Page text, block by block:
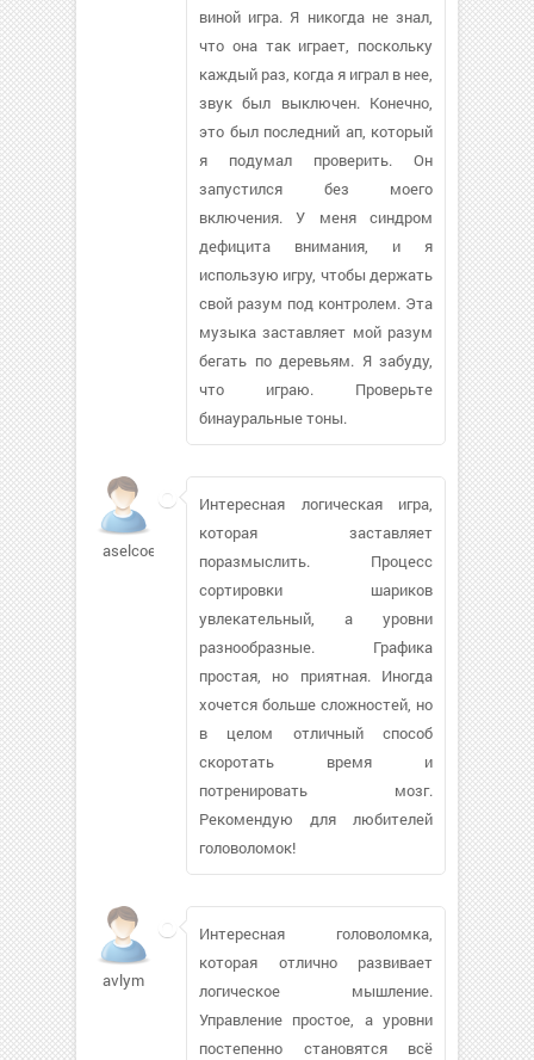
виной игра. Я никогда не знал,
что она так играет, поскольку
каждый раз, когда я играл в нее,
звук был выключен. Конечно,
это был последний ап, который
я подумал проверить. Он
запустился без моего
включения. У меня синдром
дефицита внимания, и я
использую игру, чтобы держать
свой разум под контролем. Эта
музыка заставляет мой разум
бегать по деревьям. Я забуду,
что играю. Проверьте
бинауральные тоны.
aselcoe
Интересная логическая игра,
которая заставляет
поразмыслить. Процесс
сортировки шариков
увлекательный, а уровни
разнообразные. Графика
простая, но приятная. Иногда
хочется больше сложностей, но
в целом отличный способ
скоротать время и
потренировать мозг.
Рекомендую для любителей
головоломок!
avlym
Интересная головоломка,
которая отлично развивает
логическое мышление.
Управление простое, а уровни
постепенно становятся всё